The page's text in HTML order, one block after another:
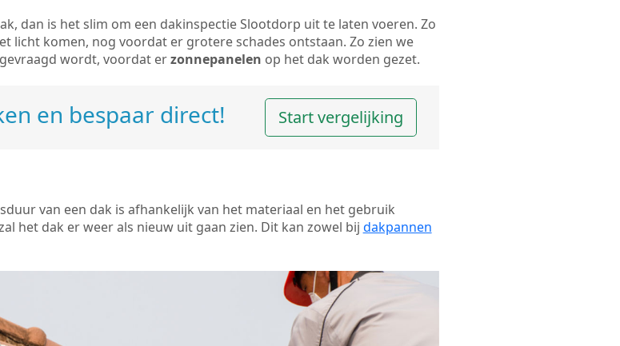
dan is het slim om een dakinspectie Slootdorp uit te laten voeren. Zo
licht komen, nog voordat er grotere schades ontstaan. Zo zien we
wordt, voordat erzonnepanelen op het dak worden gezet.
en bespaar direct! Start vergelijking
van een dak is afhankelijk van het materiaal en het gebruik
het dak er weer als nieuw uit gaan zien. Dit kan zowel bij dakpannen